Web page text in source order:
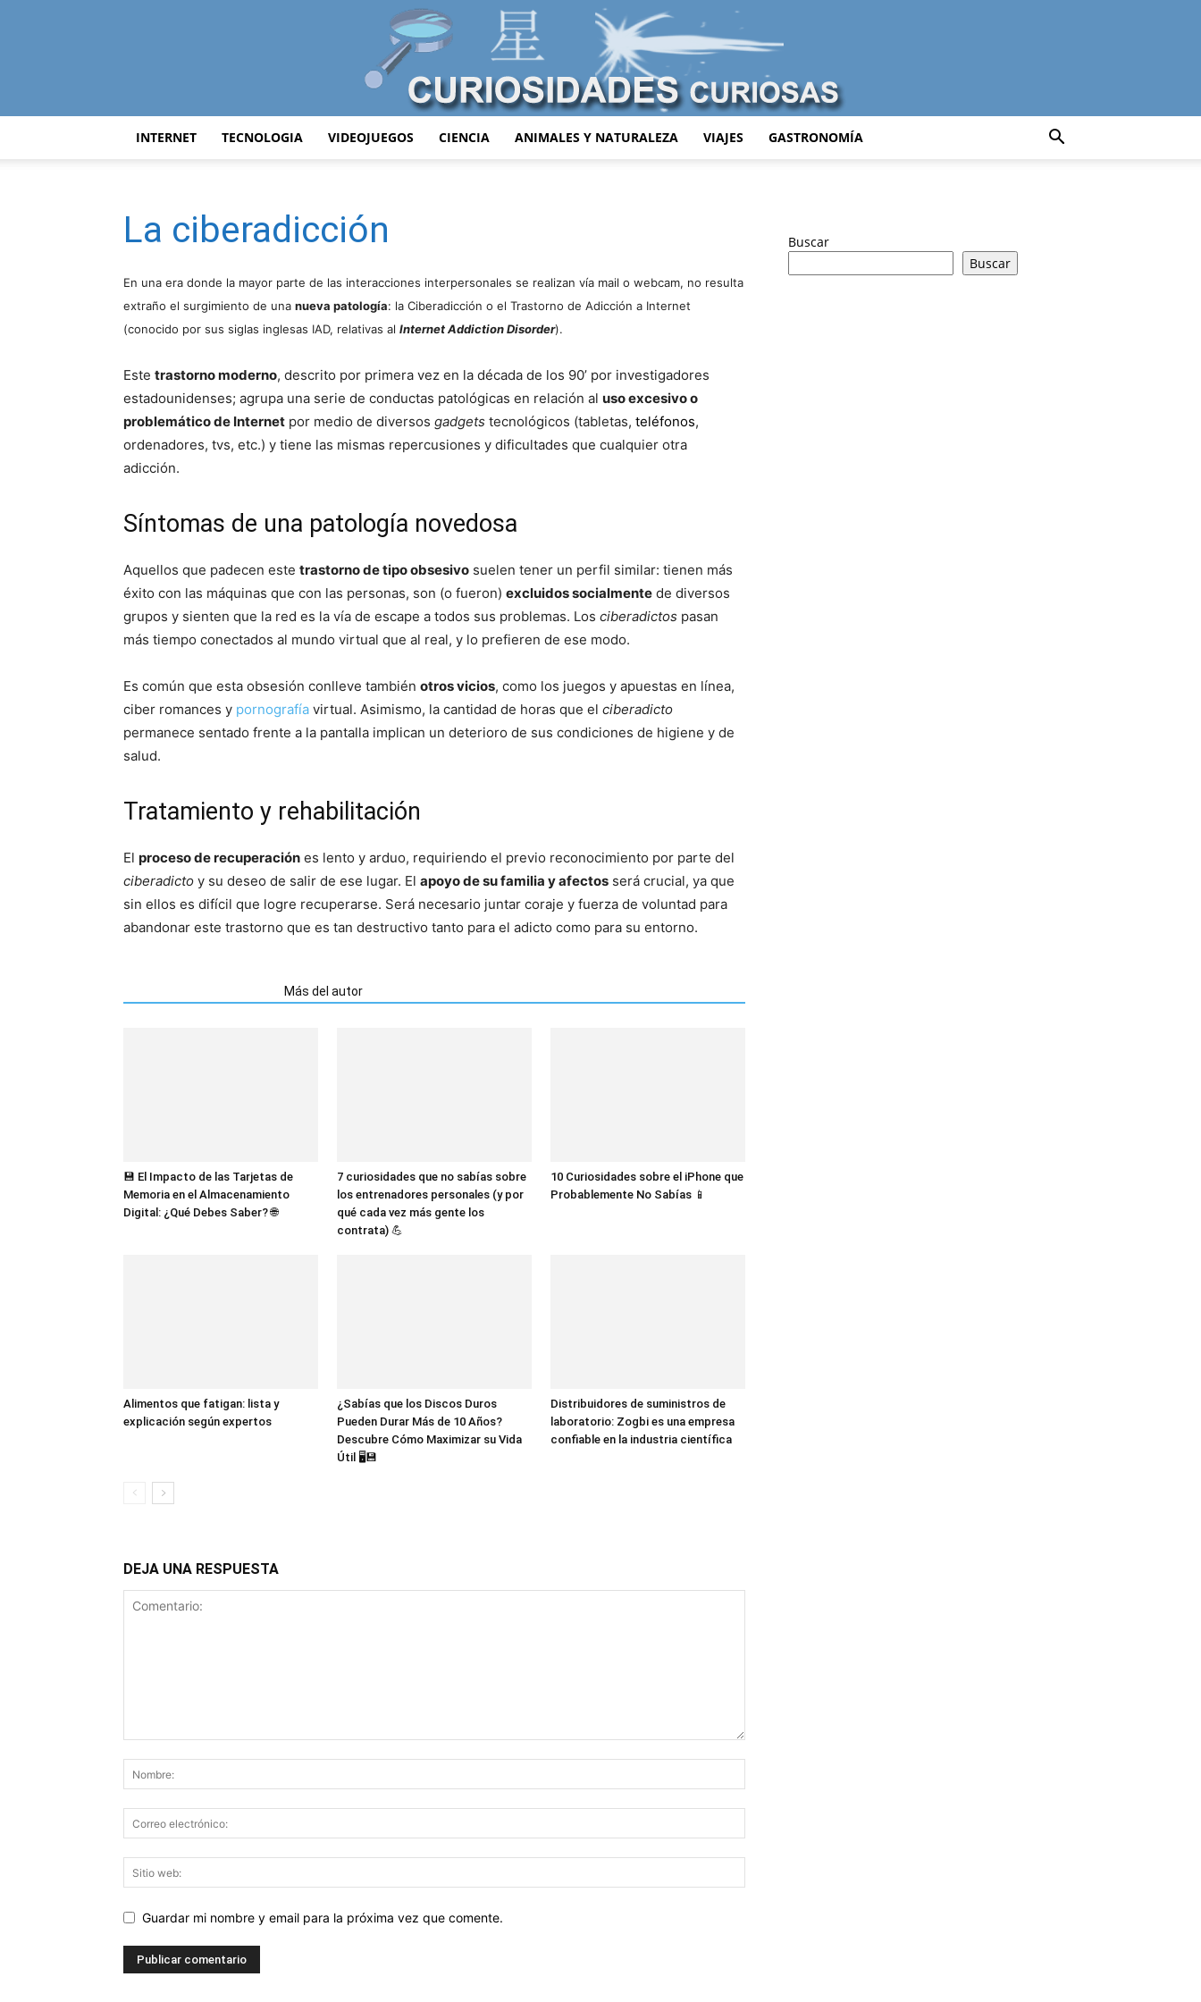
Curiosas
del
INTERNET TECNOLOGIA VIDEOJUEGOS CIENCIA ANIMALES Y NATURALEZA VIAJES GASTRONOMÍA
La ciberadicción
En una era donde la mayor parte de las interacciones interpersonales se realizan vía mail o webcam, no resulta
extraño el surgimiento de una nueva patología: la Ciberadicción o el Trastorno de Adicción a Internet
(conocido por sus siglas inglesas IAD, relativas al Internet Addiction Disorder).
Este trastorno moderno, descrito por primera vez en la década de los 90’ por investigadores
estadounidenses; agrupa una serie de conductas patológicas en relación al uso excesivo o
problemático de Internet por medio de diversos gadgets tecnológicos (tabletas, teléfonos,
ordenadores, tvs, etc.) y tiene las mismas repercusiones y dificultades que cualquier otra
adicción.
Síntomas de una patología novedosa
Aquellos que padecen este trastorno de tipo obsesivo suelen tener un perfil similar: tienen más
éxito con las máquinas que con las personas, son (o fueron) excluidos socialmente de diversos
grupos y sienten que la red es la vía de escape a todos sus problemas. Los ciberadictos pasan
más tiempo conectados al mundo virtual que al real, y lo prefieren de ese modo.
Es común que esta obsesión conlleve también otros vicios, como los juegos y apuestas en línea,
ciber romances y pornografía virtual. Asimismo, la cantidad de horas que el ciberadicto
permanece sentado frente a la pantalla implican un deterioro de sus condiciones de higiene y de
salud.
Tratamiento y rehabilitación
El proceso de recuperación es lento y arduo, requiriendo el previo reconocimiento por parte del
ciberadicto y su deseo de salir de ese lugar. El apoyo de su familia y afectos será crucial, ya que
sin ellos es difícil que logre recuperarse. Será necesario juntar coraje y fuerza de voluntad para
abandonar este trastorno que es tan destructivo tanto para el adicto como para su entorno.
Más del autor
💾 El Impacto de las Tarjetas de
Memoria en el Almacenamiento
Digital: ¿Qué Debes Saber? 🌐
7 curiosidades que no sabías sobre
los entrenadores personales (y por
qué cada vez más gente los
contrata) 💪
10 Curiosidades sobre el iPhone que
Probablemente No Sabías 📱
Alimentos que fatigan: lista y
explicación según expertos
¿Sabías que los Discos Duros
Pueden Durar Más de 10 Años?
Descubre Cómo Maximizar su Vida
Útil 🖥️💾
Distribuidores de suministros de
laboratorio: Zogbi es una empresa
confiable en la industria científica
DEJA UNA RESPUESTA
Guardar mi nombre y email para la próxima vez que comente.
Buscar
Buscar